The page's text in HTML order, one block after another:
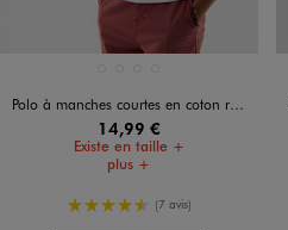
Polo à manches courtes en coton résistant homme
14,99 €
Existe en taille +
plus +
4.5/5 de moyenne
(7 avis)